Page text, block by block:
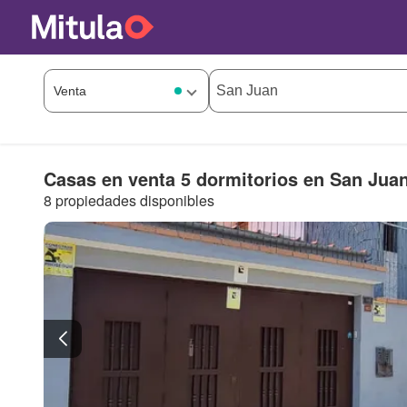
Casas en venta 5 dormitorios en San
8 propiedades disponibles